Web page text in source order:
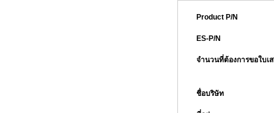
Product P/N
ES-P/N
จำนวนที่ต้องการขอใบเ
ชื่อบริษัท